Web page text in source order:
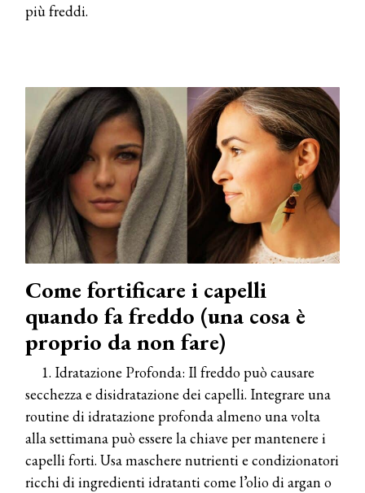
più freddi.
Come fortificare i capelli
quando fa freddo (una cosa è
proprio da non fare)
1. Idratazione Profonda: Il freddo può causare
secchezza e disidratazione dei capelli. Integrare una
routine di idratazione profonda almeno una volta
alla settimana può essere la chiave per mantenere i
capelli forti. Usa maschere nutrienti e condizionatori
ricchi di ingredienti idratanti come l’olio di argan o